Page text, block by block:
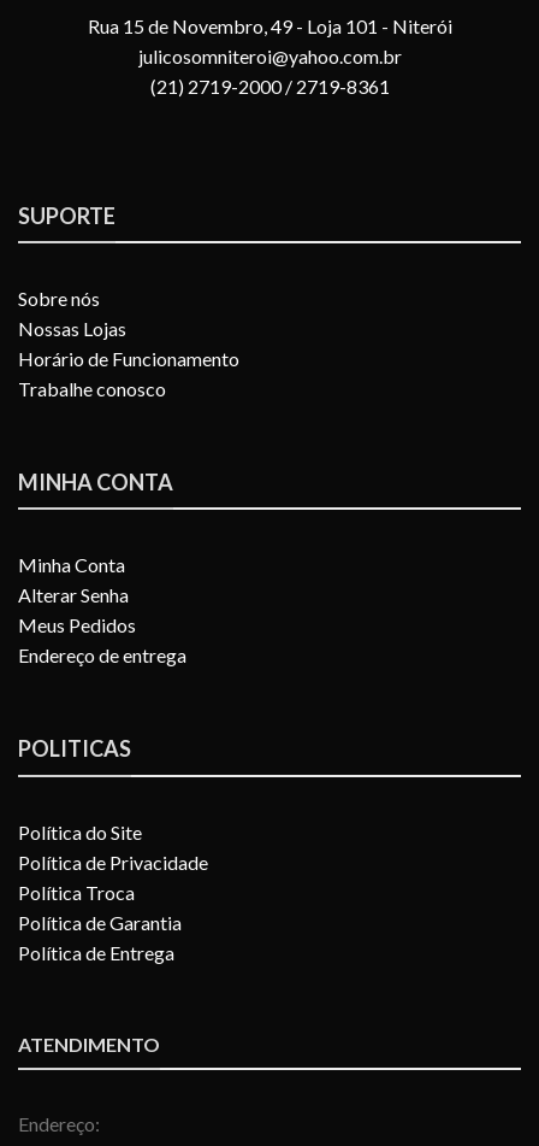
Rua 15 de Novembro, 49 - Loja 101 - Niterói
julicosomniteroi@yahoo.com.br
(21) 2719-2000 / 2719-8361
SUPORTE
Sobre nós
Nossas Lojas
Horário de Funcionamento
Trabalhe conosco
MINHA CONTA
Minha Conta
Alterar Senha
Meus Pedidos
Endereço de entrega
POLITICAS
Política do Site
Política de Privacidade
Política Troca
Política de Garantia
Política de Entrega
ATENDIMENTO
Endereço: